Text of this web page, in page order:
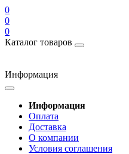
0
0
0
Каталог товаров
Информация
Информация
Оплата
Доставка
О компании
Условия соглашения